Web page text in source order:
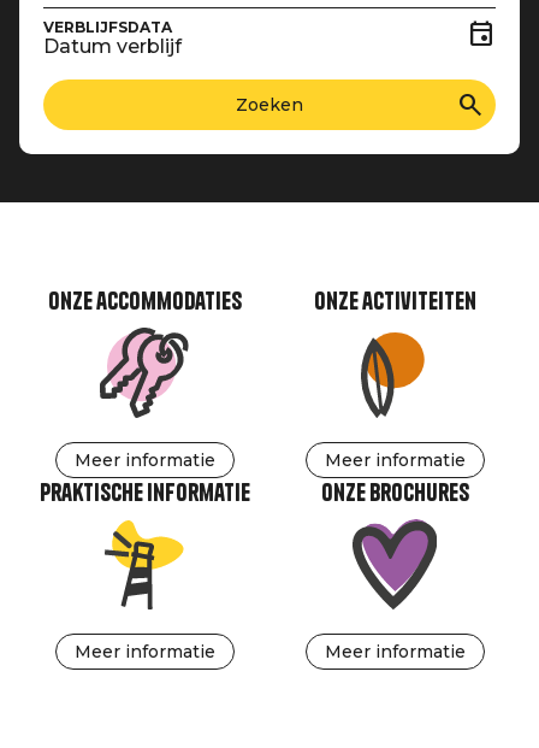
VERBLIJFSDATA
Datum verblijf
Onze accommodaties
Meer informatie
Onze activiteiten
Meer informatie
Praktische informatie
Meer informatie
Onze brochures
Meer informatie